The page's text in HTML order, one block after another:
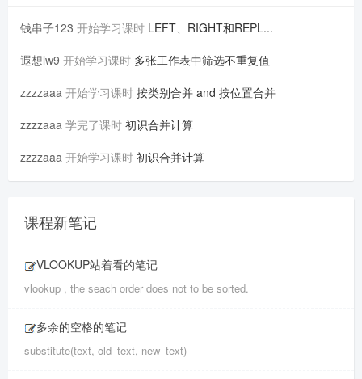
钱串子123 开始学习课时 LEFT、RIGHT和REPL...
遐想lw9 开始学习课时 多张工作表中筛选不重复值
zzzzaaa 开始学习课时 按类别合并 and 按位置合并
zzzzaaa 学完了课时 初识合并计算
zzzzaaa 开始学习课时 初识合并计算
课程新笔记
VLOOKUP站着看的笔记
vlookup , the seach order does not to be sorted.
多余的空格的笔记
substitute(text, old_text, new_text)